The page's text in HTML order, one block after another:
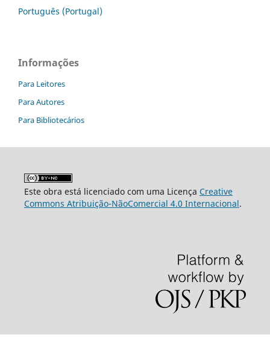
Português (Portugal)
Informações
Para Leitores
Para Autores
Para Bibliotecários
Este obra está licenciado com uma Licença Creative
Commons Atribuição-NãoComercial 4.0 Internacional.